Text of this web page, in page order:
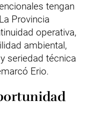
tengan
Provincia
operativa,
ambiental,
seriedad técnica
Erio.